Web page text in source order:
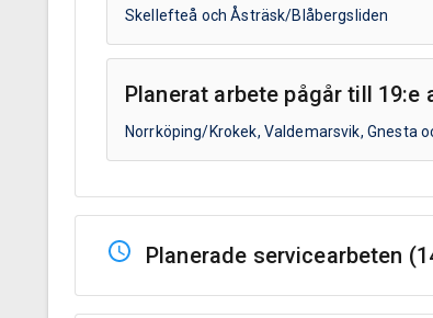
Skellefteå och Åsträsk/Blåbergsliden
Planerat arbete pågår till
Norrköping/Krokek, Valdemarsvik, Gnesta
Planerade servicearbeten (